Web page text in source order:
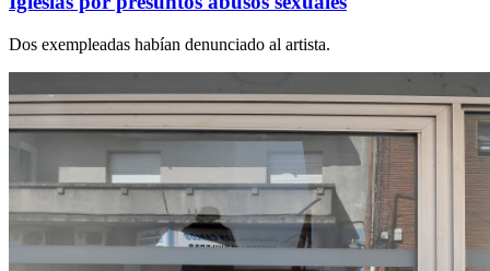
Dos exempleadas habían denunciado al artista.